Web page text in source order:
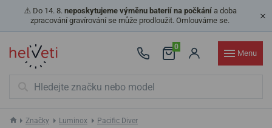
⚠️ Do 14. 8. neposkytujeme výměnu baterií na počkánía doba
zpracování gravírování se může prodloužit. Omlouváme se.
0
Menu
Značky Luminox Pacific Diver